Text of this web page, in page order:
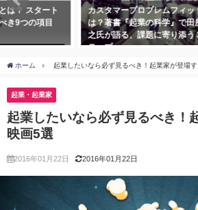
は？ スタート
き9つの項目
カスタマープロブレムフィッ
は？著書『起業の科学』で田
之氏が語る、課題に寄り添う
テップ
ホーム 起業したいなら必ず見るべき！起業家が登場
起業・起業家
起業したいなら必ず見るべき！
映画5選
2016年01月22日 2016年01月22日